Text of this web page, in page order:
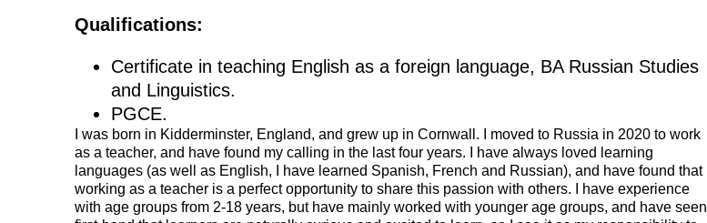
Qualifications:
Certificate in teaching English as a foreign language, BA Russian Studies
and Linguistics.
PGCE.
I was born in Kidderminster, England, and grew up in Cornwall. I moved to Russia in 2020 to work
as a teacher, and have found my calling in the last four years. I have always loved learning
languages (as well as English, I have learned Spanish, French and Russian), and have found that
working as a teacher is a perfect opportunity to share this passion with others. I have experience
with age groups from 2-18 years, but have mainly worked with younger age groups, and have seen